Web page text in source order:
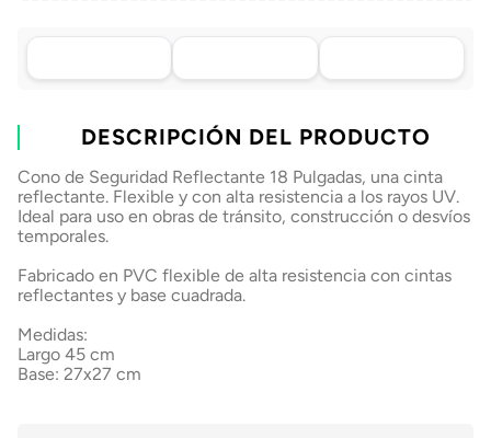
Tu compra, directo a
todo Chile
Retiro en tienda sin
Elige tu tienda más
cercana
por WhatsApp
nuestros ejecutivos
DESCRIPCIÓN DEL PRODUCTO
Cono de Seguridad Reflectante 18 Pulgadas, una cinta
reflectante. Flexible y con alta resistencia a los rayos UV.
Ideal para uso en obras de tránsito, construcción o desvíos
temporales.
Fabricado en PVC flexible de alta resistencia con cintas
reflectantes y base cuadrada.
Medidas:
Largo 45 cm
Base: 27x27 cm